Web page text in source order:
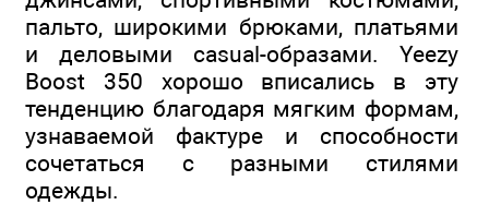
пальто, широкими брюками, платьями
и деловыми casual-образами. Yeezy
Boost 350 хорошо вписались в эту
тенденцию благодаря мягким формам,
узнаваемой фактуре и способности
сочетаться с разными стилями
одежды.